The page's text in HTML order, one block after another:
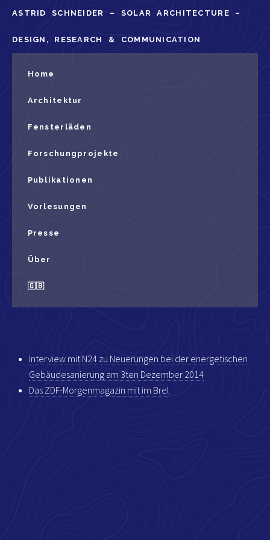
ASTRID SCHNEIDER – SOLAR ARCHITECTURE –
DESIGN, RESEARCH & COMMUNICATION
Home
Architektur
Fensterläden
Forschungprojekte
Publikationen
Vorlesungen
Presse
Über
🇬🇧
Interview mit N24 zu Neuerungen bei der energetischen
Gebäudesanierung am 3ten Dezember 2014
Das ZDF-Morgenmagazin mit im Brel